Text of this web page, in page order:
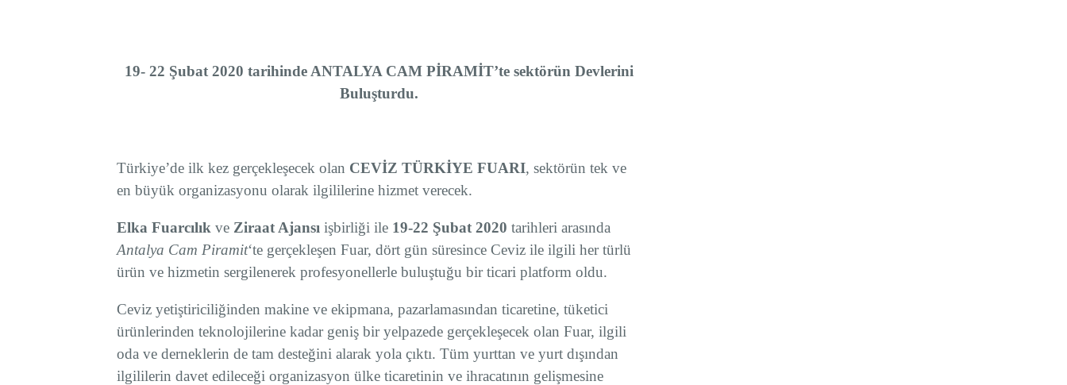
19- 22 Şubat 2020 tarihinde ANTALYA CAM PİRAMİT’te sektörün Devlerini
Buluşturdu.
Türkiye’de ilk kez gerçekleşecek olan CEVİZ TÜRKİYE FUARI, sektörün tek ve
en büyük organizasyonu olarak ilgililerine hizmet verecek.
Elka Fuarcılık ve Ziraat Ajansı işbirliği ile 19-22 Şubat 2020 tarihleri arasında
Antalya Cam Piramit‘te gerçekleşen Fuar, dört gün süresince Ceviz ile ilgili her türlü
ürün ve hizmetin sergilenerek profesyonellerle buluştuğu bir ticari platform oldu.
Ceviz yetiştiriciliğinden makine ve ekipmana, pazarlamasından ticaretine, tüketici
ürünlerinden teknolojilerine kadar geniş bir yelpazede gerçekleşecek olan Fuar, ilgili
oda ve derneklerin de tam desteğini alarak yola çıktı. Tüm yurttan ve yurt dışından
ilgililerin davet edileceği organizasyon ülke ticaretinin ve ihracatının gelişmesine